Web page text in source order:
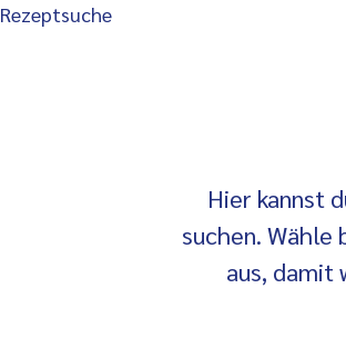
Rezeptsuche
Hier kannst
suchen.
aus, damit